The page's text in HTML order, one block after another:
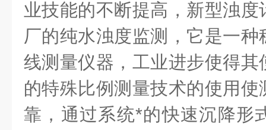
业技能的不断提高，新型浊
厂的纯水浊度监测，它是一
线测量仪器，工业进步使得
的特殊比例测量技术的使用
靠，通过系统*的快速沉降形